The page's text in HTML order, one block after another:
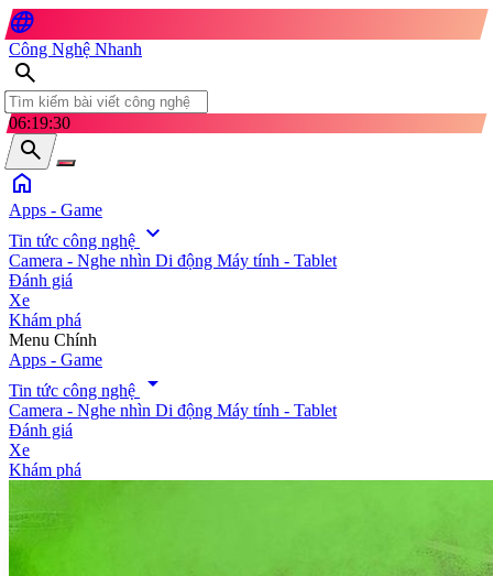
language
Công Nghệ Nhanh
search
06:19:32
search
home
Apps - Game
Tin tức công nghệ expand_more
Camera - Nghe nhìn Di động Máy tính - Tablet
Đánh giá
Xe
Khám phá
search
Menu Chính
Apps - Game
Tin tức công nghệ
arrow_drop_down
Camera - Nghe nhìn Di động Máy tính - Tablet
Đánh giá
Xe
Khám phá